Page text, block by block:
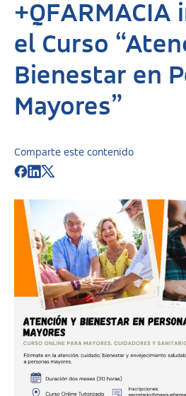
+QFARMACIA
el Curso
Bienestar en
Mayores”
Comparte este contenido